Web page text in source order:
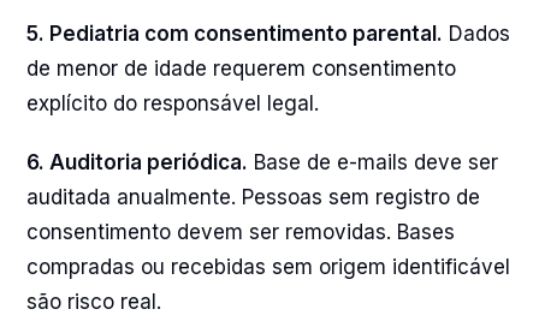
5. Pediatria com consentimento parental. Dados
de menor de idade requerem consentimento
explícito do responsável legal.
6. Auditoria periódica. Base de e-mails deve ser
auditada anualmente. Pessoas sem registro de
consentimento devem ser removidas. Bases
compradas ou recebidas sem origem identificável
são risco real.